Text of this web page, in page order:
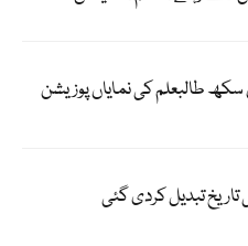
طالبعلم کی نمایاں پوزیشن
تبدیل کردی گئی